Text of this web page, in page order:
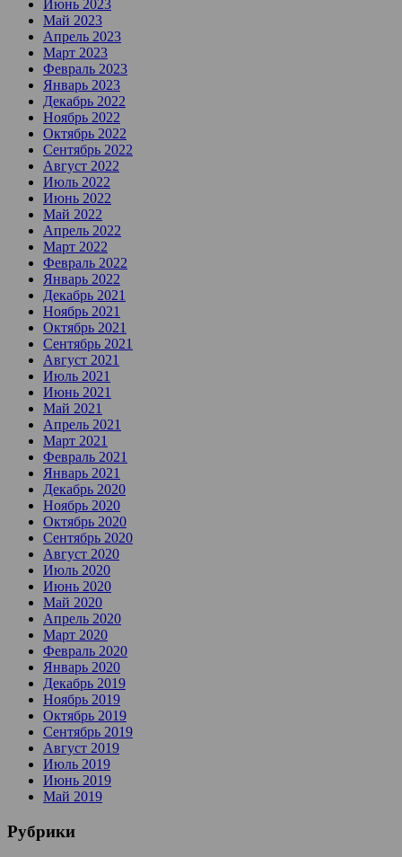
Июнь 2023
Май 2023
Апрель 2023
Март 2023
Февраль 2023
Январь 2023
Декабрь 2022
Ноябрь 2022
Октябрь 2022
Сентябрь 2022
Август 2022
Июль 2022
Июнь 2022
Май 2022
Апрель 2022
Март 2022
Февраль 2022
Январь 2022
Декабрь 2021
Ноябрь 2021
Октябрь 2021
Сентябрь 2021
Август 2021
Июль 2021
Июнь 2021
Май 2021
Апрель 2021
Март 2021
Февраль 2021
Январь 2021
Декабрь 2020
Ноябрь 2020
Октябрь 2020
Сентябрь 2020
Август 2020
Июль 2020
Июнь 2020
Май 2020
Апрель 2020
Март 2020
Февраль 2020
Январь 2020
Декабрь 2019
Ноябрь 2019
Октябрь 2019
Сентябрь 2019
Август 2019
Июль 2019
Июнь 2019
Май 2019
Рубрики